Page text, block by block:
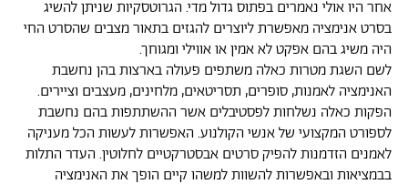
אחר היו אולי נאמרים בפתוס גדול מדי. הגרוטסקיות שניתן להשיג
בסרט אנימציה מאפשרת ליוצרים להגזים בתאור מצבים שהסרט החי
היה משיג בהם אפקט לא אמין או אווילי ומגוחך.
לשם השגת מטרות כאלה משתפים פעולה בארצות בהן נחשבת
האנימציה לאמנות, סופרים, תסריטאים, מלחינים, מעצבים וציירים.
הפקות כאלה נשלחות לפסטיבלים אשר ההשתתפות בהם נחשבת
לספורט המקצועי של אנשי הקולנוע. האפשרות לעשות הכל מעניקה
לאמנים הזדמנות להפיק סרטים אבסטרקטיים לחלוטין. העדר התלות
בבמציאות ובאפשרות להשוות למשהו קיים הופך את האנימציה